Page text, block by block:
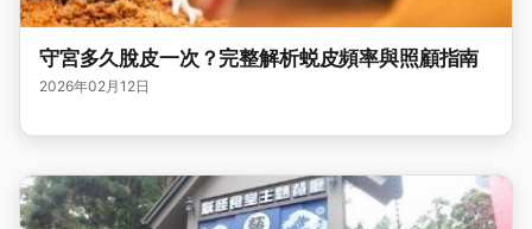
守宮多久脫皮一次？完整解析蜕皮頻率與照顧指南
2026年02月12日